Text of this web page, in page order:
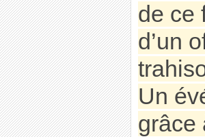
de ce
d’un
Un
grâce